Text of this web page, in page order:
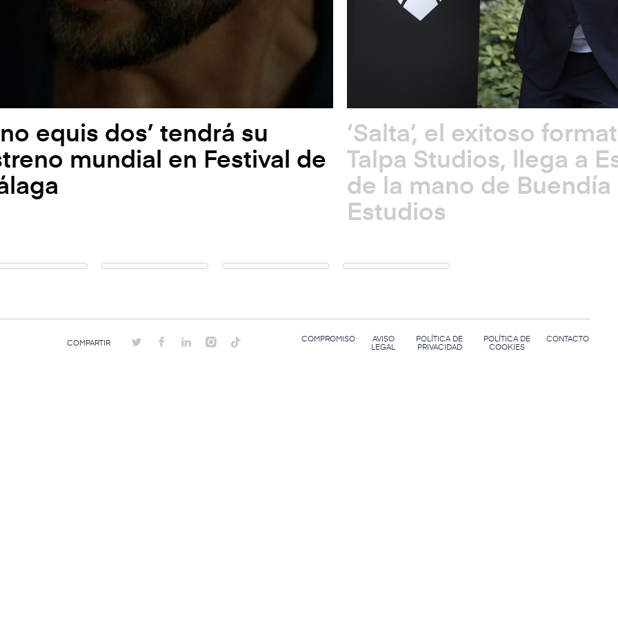
equis dos’ tendrá su
mundial en Festival de
‘Salta’, el exitoso
Talpa Studios, llega a
de la mano de Buendía
Estudios
COMPARTIR COMPROMISO
AVISO
LEGAL
POLÍTICA DE
PRIVACIDAD
POLÍTICA DE
COOKIES
CONTACTO